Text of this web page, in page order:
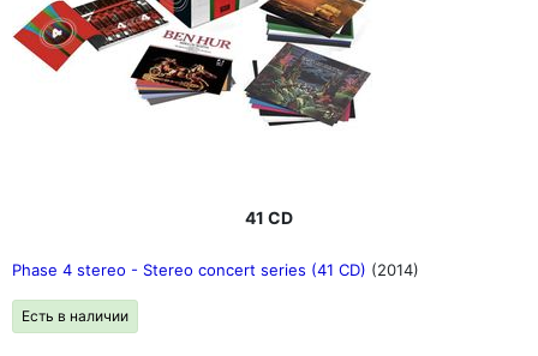
41 CD
Phase 4 stereo - Stereo concert series (41 CD) (2014)
Есть в наличии